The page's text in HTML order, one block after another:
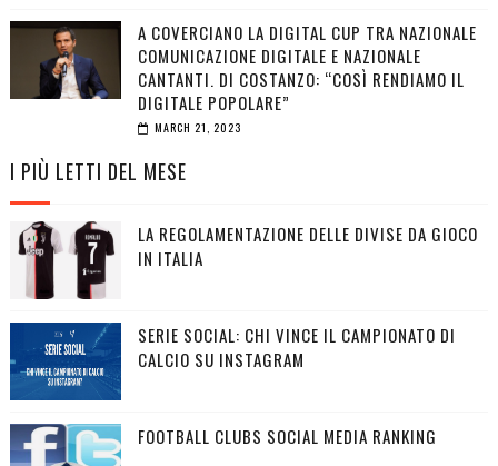
A COVERCIANO LA DIGITAL CUP TRA NAZIONALE
COMUNICAZIONE DIGITALE E NAZIONALE
CANTANTI. DI COSTANZO: “COSÌ RENDIAMO IL
DIGITALE POPOLARE”
MARCH 21, 2023
I PIÙ LETTI DEL MESE
LA REGOLAMENTAZIONE DELLE DIVISE DA GIOCO
IN ITALIA
SERIE SOCIAL: CHI VINCE IL CAMPIONATO DI
CALCIO SU INSTAGRAM
FOOTBALL CLUBS SOCIAL MEDIA RANKING